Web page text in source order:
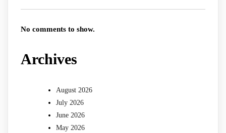
No comments to show.
Archives
August 2026
July 2026
June 2026
May 2026